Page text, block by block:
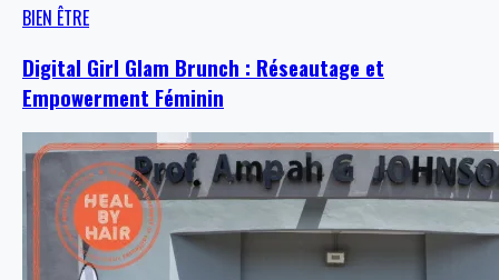
BIEN ÊTRE
Digital Girl Glam Brunch : Réseautage et
Empowerment Féminin